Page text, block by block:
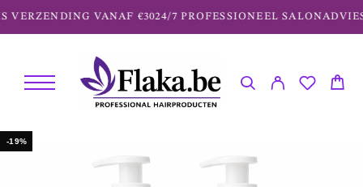
VANAF €3024/7 PROFESSIONEEL SALONADVIES
-19%